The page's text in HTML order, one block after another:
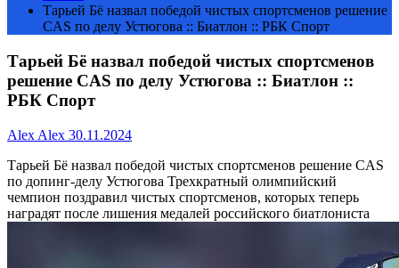
Тарьей Бё назвал победой чистых спортсменов решение
CAS по делу Устюгова :: Биатлон :: РБК Спорт
Тарьей Бё назвал победой чистых спортсменов
решение CAS по делу Устюгова :: Биатлон ::
РБК Спорт
Alex Alex 30.11.2024
Тарьей Бё назвал победой чистых спортсменов решение CAS
по допинг-делу Устюгова Трехкратный олимпийский
чемпион поздравил чистых спортсменов, которых теперь
наградят после лишения медалей российского биатлониста